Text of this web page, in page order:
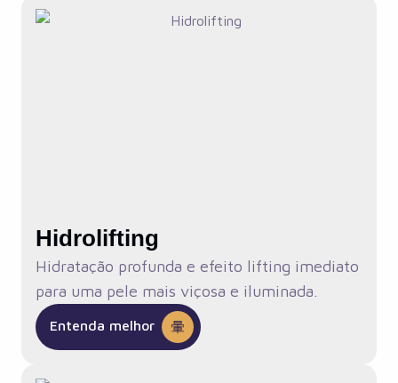
Hidrolifting
Hidratação profunda e efeito lifting imediato
para uma pele mais viçosa e iluminada.
Entenda melhor